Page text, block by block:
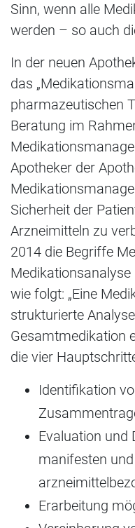
Sinn, wenn alle
werden – so auch
In der neuen
das
pharmazeutischen
Beratung im
Apotheker der
Sicherheit der
Arzneimitteln zu
2014 die Begriffe
wie folgt: „Eine
strukturierte
Gesamtmedikation
die vier
Identifikation
Evaluation und
manifesten
Erarbeitung